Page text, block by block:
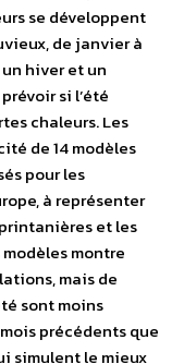
se développent
de janvier à
un hiver et un
si l’été
chaleurs. Les
de 14 modèles
pour les
à représenter
et les
montre
mais de
sont moins
précédents que
simulent le mieux